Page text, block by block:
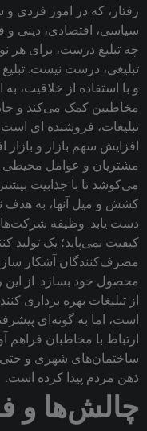
رفتار‌، که در امور فردی
سیاسی‌، اقتصادی‌، دینی و
چه تبلیغ درست‌، برای هر
تبلیغی، درست نیست‌.
و با استفاده از خلاقیت،
مخاطبین کمک می‌کند و
تبلیغات‌، فروشنده ای است
افزایش سهم بازار و بازار
مشتریان و عوامل محیطی
‌می‌کوشد تا با جذابیت
کشش و میل آنها‌، به هدف
دست یابد. وظیفه شرکت‌ها
کیفیت نمی‌پاید؛ یک تولید
مصرف‌کنندگان آشکار
محصول خود بسازد. از این
از تبلیغات بهره برداری
است، اما به گونه‌ای
ارتباط با مخاطبان فراهم
ساختمان‌های شهری و حتی
ذهن مردم پیدا کرده است.
چالش‌ها و